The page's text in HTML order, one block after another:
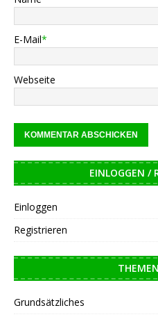
E-Mail*
Webseite
EINLOGGEN /
Einloggen
Registrieren
Grundsätzliches